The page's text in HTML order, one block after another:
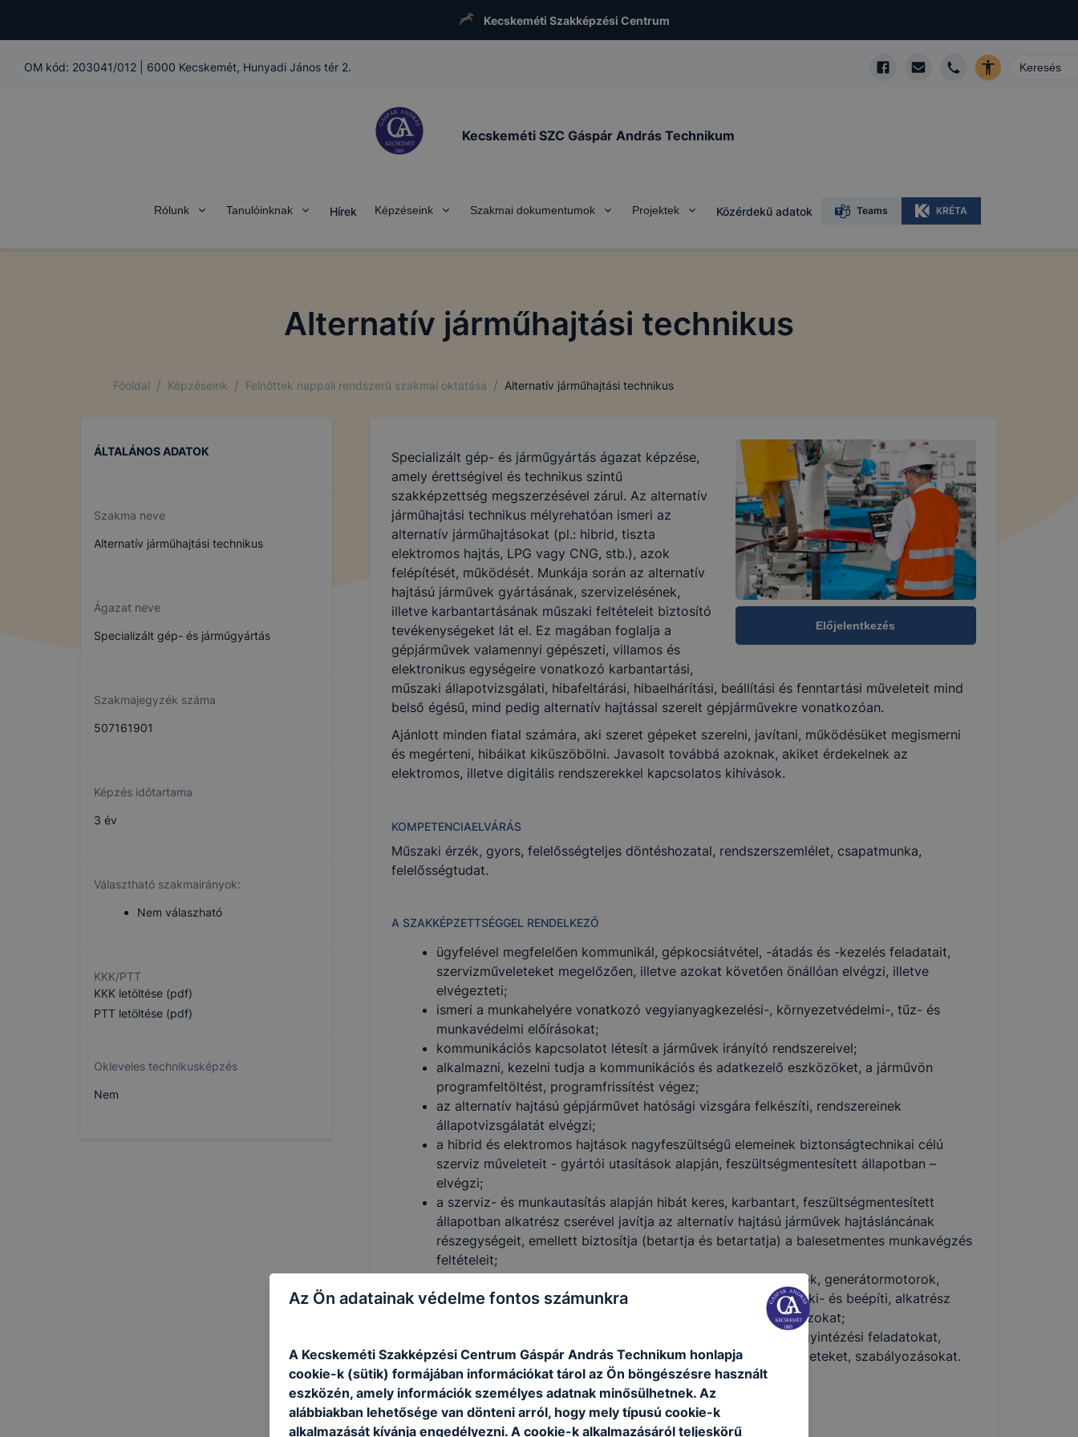
Kecskeméti Szakképzési Centrum
OM kód: 203041/012 6000 Kecskemét, Hunyadi János tér 2.
Kecskeméti SZC Gáspár András Technikum
Rólunk Tanulóinknak Hírek Képzéseink Szakmai dokumentumok Projektek Közérdekű adatok Teams KRÉTA
Alternatív járműhajtási technikus
Főoldal / Képzéseink / Felnőttek nappali rendszerű szakmai oktatása / Alternatív járműhajtási technikus
ÁLTALÁNOS ADATOK
Szakma neve
Alternatív járműhajtási technikus
Ágazat neve
Specializált gép- és járműgyártás
Szakmajegyzék száma
507161901
Képzés időtartama
3 év
Választható szakmairányok:
Nem válaszható
KKK/PTT
KKK letöltése (pdf)
PTT letöltése (pdf)
Okleveles technikusképzés
Nem
Előjelentkezés
Specializált gép- és járműgyártás ágazat képzése,
amely érettségivel és technikus szintű
szakképzettség megszerzésével zárul. Az alternatív
járműhajtási technikus mélyrehatóan ismeri az
alternatív járműhajtásokat (pl.: hibrid, tiszta
elektromos hajtás, LPG vagy CNG, stb.), azok
felépítését, működését. Munkája során az alternatív
hajtású járművek gyártásának, szervizelésének,
illetve karbantartásának műszaki feltételeit biztosító
tevékenységeket lát el. Ez magában foglalja a
gépjárművek valamennyi gépészeti, villamos és
elektronikus egységeire vonatkozó karbantartási,
műszaki állapotvizsgálati, hibafeltárási, hibaelhárítási, beállítási és fenntartási műveleteit mind
belső égésű, mind pedig alternatív hajtással szerelt gépjárművekre vonatkozóan.
Ajánlott minden fiatal számára, aki szeret gépeket szerelni, javítani, működésüket megismerni
és megérteni, hibáikat kiküszöbölni. Javasolt továbbá azoknak, akiket érdekelnek az
elektromos, illetve digitális rendszerekkel kapcsolatos kihívások.
KOMPETENCIAELVÁRÁS
Műszaki érzék, gyors, felelősségteljes döntéshozatal, rendszerszemlélet, csapatmunka,
felelősségtudat.
A SZAKKÉPZETTSÉGGEL RENDELKEZŐ
ügyfelével megfelelően kommunikál, gépkocsiátvétel, -átadás és -kezelés feladatait,
szervizműveleteket megelőzően, illetve azokat követően önállóan elvégzi, illetve
elvégezteti;
ismeri a munkahelyére vonatkozó vegyianyagkezelési-, környezetvédelmi-, tűz- és
munkavédelmi előírásokat;
kommunikációs kapcsolatot létesít a járművek irányító rendszereivel;
alkalmazni, kezelni tudja a kommunikációs és adatkezelő eszközöket, a járművön
programfeltöltést, programfrissítést végez;
az alternatív hajtású gépjárművet hatósági vizsgára felkészíti, rendszereinek
állapotvizsgálatát elvégzi;
a hibrid és elektromos hajtások nagyfeszültségű elemeinek biztonságtechnikai célú
szerviz műveleteit - gyártói utasítások alapján, feszültségmentesített állapotban –
elvégzi;
a szerviz- és munkautasítás alapján hibát keres, karbantart, feszültségmentesített
állapotban alkatrész cserével javítja az alternatív hajtású járművek hajtásláncának
részegységeit, emellett biztosítja (betartja és betartatja) a balesetmentes munkavégzés
feltételeit;
a szerviz- és munkautasítás alapján elvégzi az elektromotorok, generátormotorok,
illetve azok energiatároló és töltő rendszereinek vizsgálatát, ki- és beépíti, alkatrész
cserével javítja vagy javításukról intézkedik, illetve beállítja azokat;
elvégzi a gyártással, javítással, szervizeléssel kapcsolatos ügyintézési feladatokat,
alkalmazza és betartja a vonatkozó törvényi és egyéb rendeleteket, szabályozásokat.
ISKOLASPECIFIKUS INFORMÁCIÓK A KÉPZÉSHEZ
Az Ön adatainak védelme fontos számunkra
A Kecskeméti Szakképzési Centrum Gáspár András Technikum honlapja
cookie-k (sütik) formájában információkat tárol az Ön böngészésre használt
eszközén, amely információk személyes adatnak minősülhetnek. Az
alábbiakban lehetősége van dönteni arról, hogy mely típusú cookie-k
alkalmazását kívánja engedélyezni. A cookie-k alkalmazásáról teljeskörű